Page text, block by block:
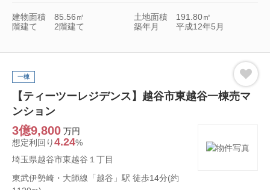
建物面積 85.56㎡ 土地面積
191.80㎡
階建て
2階建て 築年月 平成12年5月
【ティーツーレジデンス】越谷市東越谷一棟売マ
ンション
一棟
3億9,800 万円
想定利回り4.24%
埼玉県越谷市東越谷１丁目
東武伊勢崎・大師線「越谷」駅 徒歩14分(約